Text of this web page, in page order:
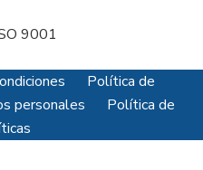
Política de
personales
Política de